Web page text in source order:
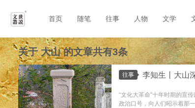
首页 随笔 往事 人物 文学
关于大山的文章共有3条
往事 李知生丨大山
“文化大革命”十年时期的宣
政治口号，向人们昭示着那